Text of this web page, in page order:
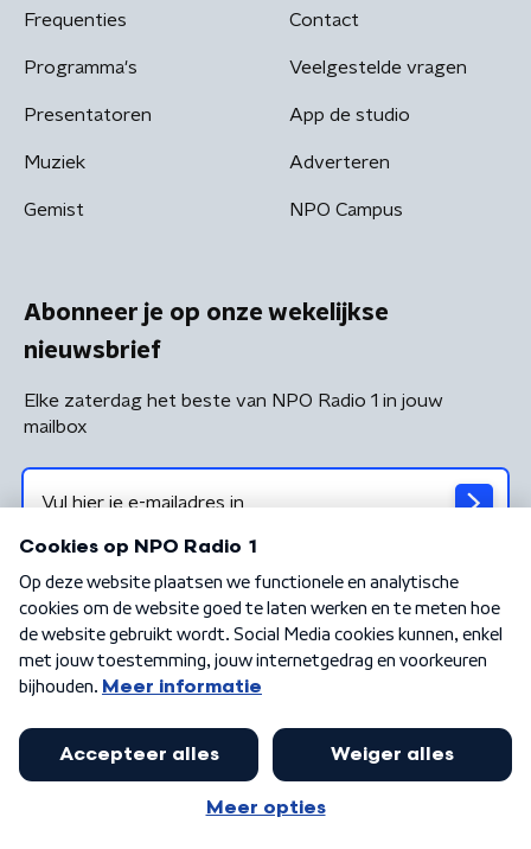
Frequenties
Programma's
Presentatoren
Muziek
Gemist
Contact
Veelgestelde vragen
App de studio
Adverteren
NPO Campus
Abonneer je op onze wekelijkse
nieuwsbrief
Elke zaterdag het beste van NPO Radio 1 in jouw
mailbox
Algemene voorwaarden